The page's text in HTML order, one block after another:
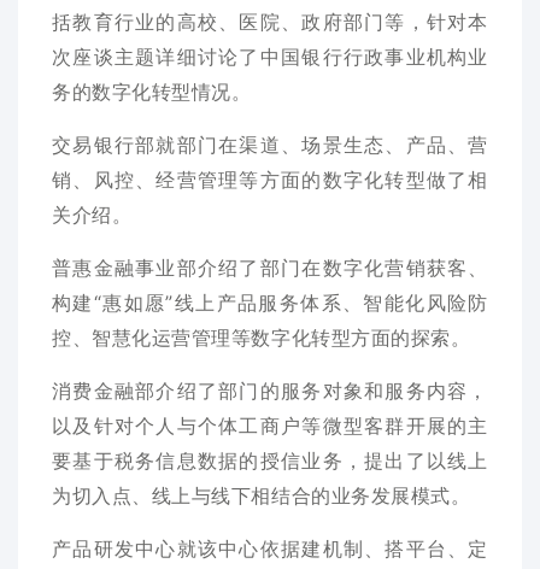
括教育行业的高校、医院、政府部门等，针对本
次座谈主题详细讨论了中国银行行政事业机构业
务的数字化转型情况。
交易银行部就部门在渠道、场景生态、产品、营
销、风控、经营管理等方面的数字化转型做了相
关介绍。
普惠金融事业部介绍了部门在数字化营销获客、
构建“惠如愿”线上产品服务体系、智能化风险防
控、智慧化运营管理等数字化转型方面的探索。
消费金融部介绍了部门的服务对象和服务内容，
以及针对个人与个体工商户等微型客群开展的主
要基于税务信息数据的授信业务，提出了以线上
为切入点、线上与线下相结合的业务发展模式。
产品研发中心就该中心依据建机制、搭平台、定